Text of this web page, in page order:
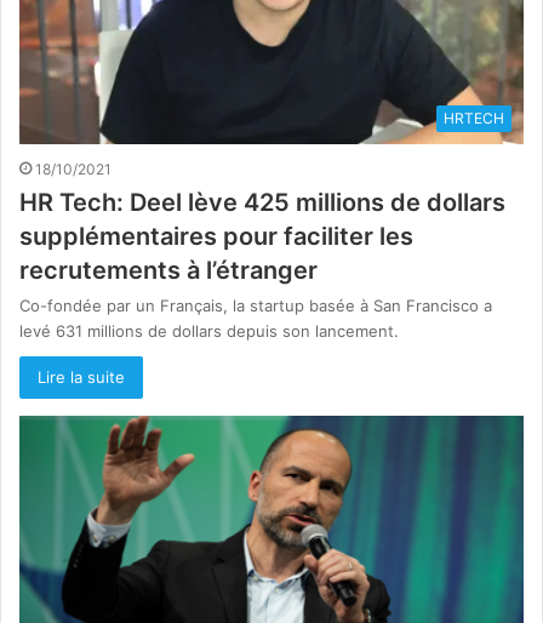
HRTECH
18/10/2021
HR Tech: Deel lève 425 millions de dollars
supplémentaires pour faciliter les
recrutements à l’étranger
Co-fondée par un Français, la startup basée à San Francisco a
levé 631 millions de dollars depuis son lancement.
Lire la suite